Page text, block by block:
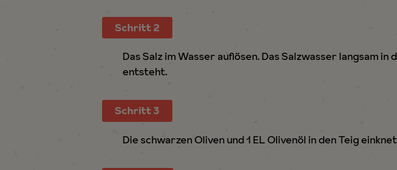
Schritt 2
Das Salz im Wasser auflösen. Das Salzwasser langsam
entsteht.
Schritt 3
Die schwarzen Oliven und 1 EL Olivenöl in den Teig